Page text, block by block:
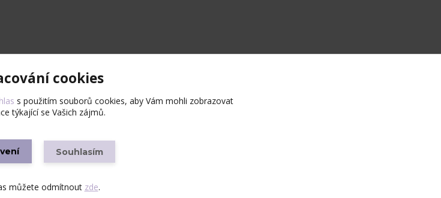
sběr cookies.
Všechna práva vyhrazena
na
cookies
s použitím souborů cookies, aby Vám mohli zobrazovat
týkající se Vašich zájmů.
Souhlasím
můžete odmítnout zde.